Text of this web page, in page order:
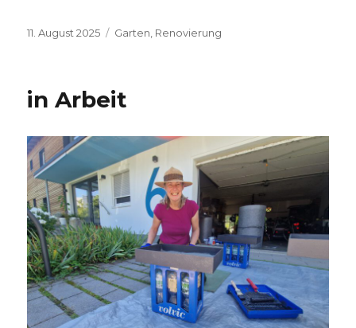
Veröffentlicht
11. August 2025 Kategorien
Garten Renovierung
in Arbeit